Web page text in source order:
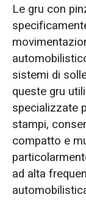
Le gru con
sistemi di
queste gru
specializzate
stampi,
compatto e
ad alta